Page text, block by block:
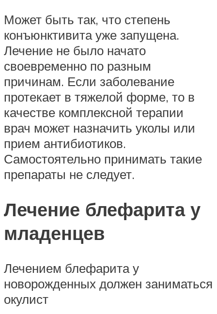
Может быть так, что степень
конъюнктивита уже запущена.
Лечение не было начато
своевременно по разным
причинам. Если заболевание
протекает в тяжелой форме, то в
качестве комплексной терапии
врач может назначить уколы или
прием антибиотиков.
Самостоятельно принимать такие
препараты не следует.
Лечение блефарита у
младенцев
Лечением блефарита у
новорожденных должен заниматься
окулист